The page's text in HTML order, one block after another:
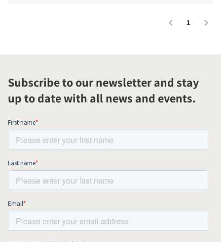
1
Subscribe to our newsletter and stay
up to date with all news and events.